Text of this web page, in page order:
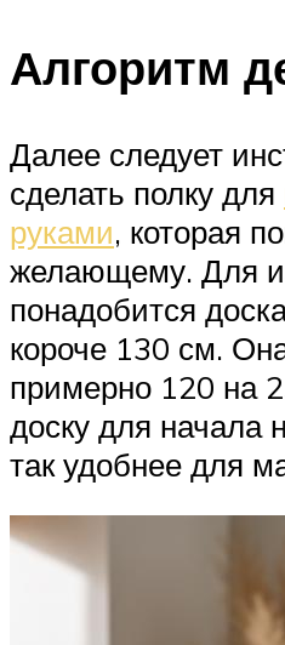
Алгоритм
Далее следует
сделать полку для
руками, которая
желающему. Для
понадобится
короче 130 см.
примерно 120 на
доску для начала
так удобнее для